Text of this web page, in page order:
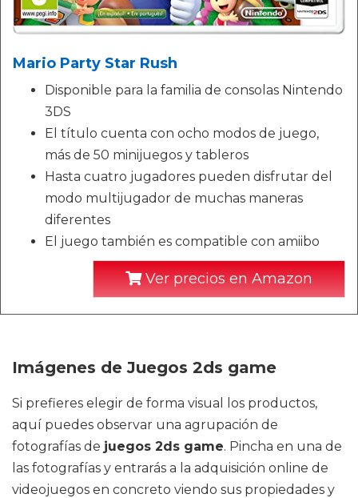
Mario Party Star Rush
Disponible para la familia de consolas Nintendo
3DS
El título cuenta con ocho modos de juego,
más de 50 minijuegos y tableros
Hasta cuatro jugadores pueden disfrutar del
modo multijugador de muchas maneras
diferentes
El juego también es compatible con amiibo
Ver precios en Amazon
Imágenes de Juegos 2ds game
Si prefieres elegir de forma visual los productos,
aquí puedes observar una agrupación de
fotografías de juegos 2ds game. Pincha en una de
las fotografías y entrarás a la adquisición online de
videojuegos en concreto viendo sus propiedades y